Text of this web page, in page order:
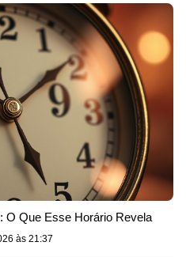
O Que Esse Horário Revela
às 21:37